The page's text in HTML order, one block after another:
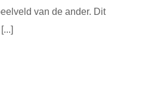
van de ander. Dit